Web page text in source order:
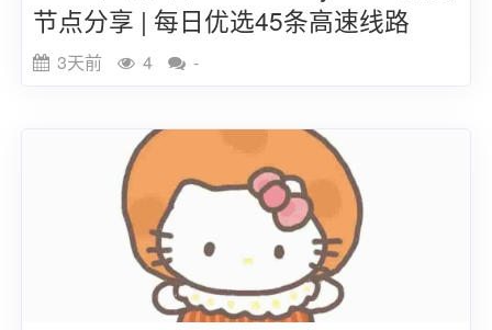
节点分享 | 每日优选45条高速线路
3天前 4 -